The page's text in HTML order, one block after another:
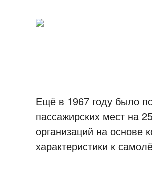
Ещё в 1967 году было
пассажирских мест на
организаций на основе
характеристики к